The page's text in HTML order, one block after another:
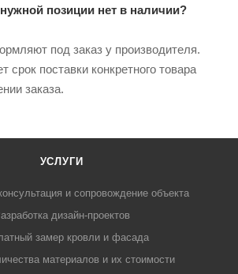
позиции нет в наличии?
под заказ у производителя.
срок поставки конкретного товара
заказа.
УСЛУГИ
и сопровождение объекта
дизайн-проектов
замер кровли и фасада
материалов и их стоимости